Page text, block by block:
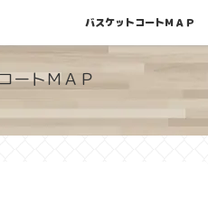
かるバスケットコート情報
ートＭＡＰ
バスケットコートＭＡＰ